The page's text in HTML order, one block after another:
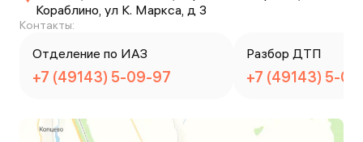
Кораблино, ул К. Маркса, д 3
Контакты:
Отделение по ИАЗ
+7 (49143) 5-09-97
Разбор ДТП
+7 (49143) 5-